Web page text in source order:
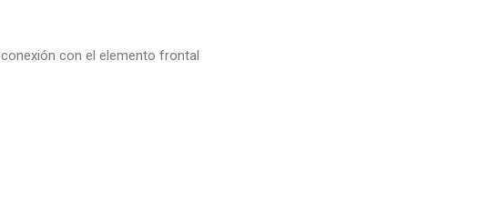
con el elemento frontal